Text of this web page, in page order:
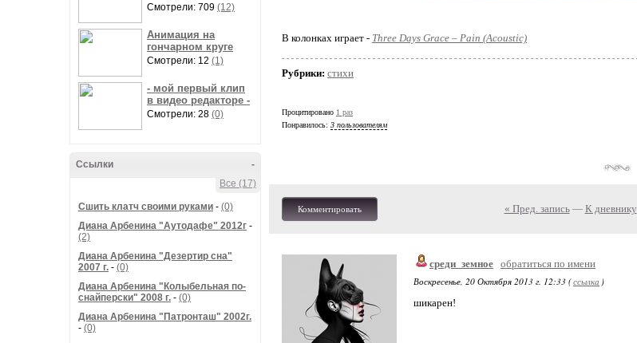
Смотрели: 709 (12)
Анимация на
гончарном круге
Смотрели: 12 (1)
- мой первый клип
в видео редакторе -
Смотрели: 28 (0)
-
Ссылки
Все (17)
Сшить клатч своими руками - (0)
Диана Арбенина "Аутодафе" 2012г -
(2)
Диана Арбенина "Дезертир сна"
2007 г. - (0)
Диана Арбенина "Колыбельная по-
снайперски" 2008 г. - (0)
Диана Арбенина "Патронташ" 2002г.
- (0)
В колонках играет - Three Days Grace – Pain (Acoustic)
Рубрики: стихи
Процитировано 1 раз
Понравилось: 3 пользователям
Комментировать « Пред. запись— К дневнику
среди_земное обратиться по имени
Воскресенье, 20 Октября 2013 г. 12:33 (ссылка )
шикарен!